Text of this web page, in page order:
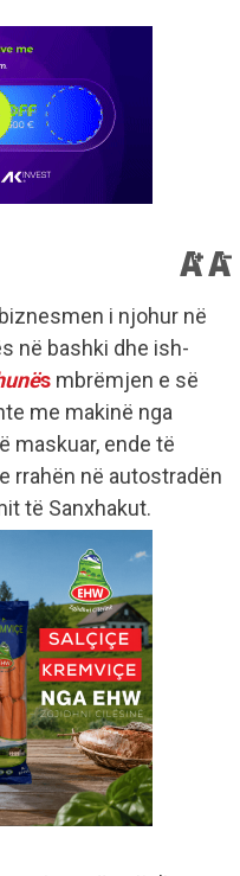
i njohur në
në bashki dhe ish-
s mbrëmjen e së
me makinë nga
maskuar, ende të
rrahën në autostradën
të Sanxhakut.